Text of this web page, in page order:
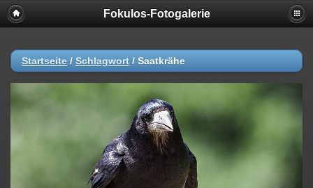
Fokulos-Fotogalerie
Startseite / Schlagwort / Saatkrähe